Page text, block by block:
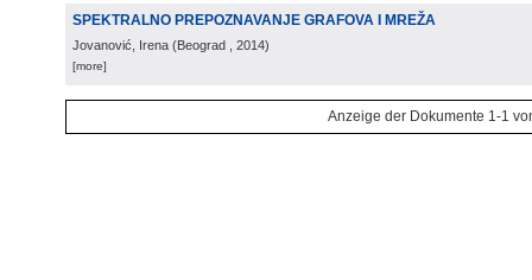
SPEKTRALNO PREPOZNAVANJE GRAFOVA I MREŽA
Jovanović, Irena (Beograd , 2014)
[more]
Anzeige der Dokumente 1-1